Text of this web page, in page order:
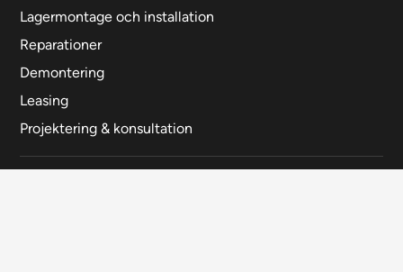
Lagermontage och installation
Reparationer
Demontering
Leasing
Projektering & konsultation